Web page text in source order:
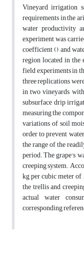
Vineyard irrigation
requirements in the
water productivity
experiment was
coefficient () and
region located in
field experiments in
three replications
in two vineyards
subsurface drip
measuring the
variations of soil
order to prevent
the range of the
period. The grape's
creeping system.
kg per cubic meter
the trellis and
actual water
corresponding